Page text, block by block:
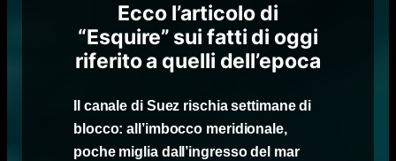
Ecco l’articolo di
“Esquire” sui fatti di oggi
riferito a quelli dell’epoca
Il canale di Suez rischia settimane di
blocco: all’imbocco meridionale,
poche miglia dall’ingresso del mar